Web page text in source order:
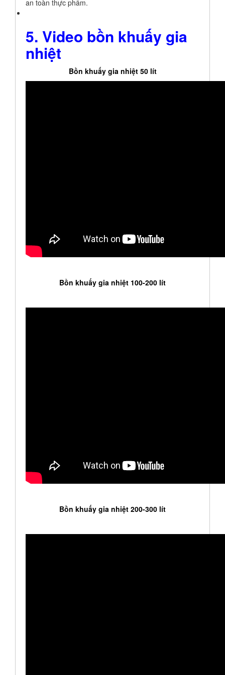
an toàn thực phẩm.
5. Video bồn khuấy gia
nhiệt
Bồn khuấy gia nhiệt 50 lít
Bồn khuấy gia nhiệt 100-200 lít
Bồn khuấy gia nhiệt 200-300 lít